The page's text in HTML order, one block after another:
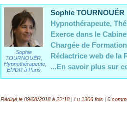
Sophie
TOURNOUËR,
Hypnothérapeute,
EMDR à Paris
Sophie TOURNOUËR
Hypnothérapeute,
Exerce dans le
Chargée de
Rédactrice web de la
...En savoir plus sur
Rédigé le 09/08/2018 à 22:18 | Lu 1306 fois | 0